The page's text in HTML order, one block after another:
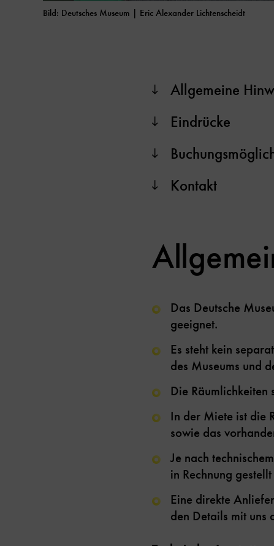
Bild: Deutsches Museum | Eric Alexander Lichtenscheidt
Allgemeine
Eindrücke
Kontakt
Das Deutsche
geeignet.
Es steht kein
des Museums und
Die
In der Miete ist die
sowie das
Je nach
in Rechnung
Eine direkte
den Details mit uns